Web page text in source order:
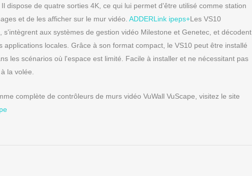
dispose de quatre sorties 4K, ce qui lui permet d'être utilisé comme station
et de les afficher sur le mur vidéo. ADDERLink ipeps+Les VS10
s'intègrent aux systèmes de gestion vidéo Milestone et Genetec, et décodent
applications locales. Grâce à son format compact, le VS10 peut être installé
les scénarios où l'espace est limité. Facile à installer et ne nécessitant pas
la volée.
complète de contrôleurs de murs vidéo VuWall VuScape, visitez le site